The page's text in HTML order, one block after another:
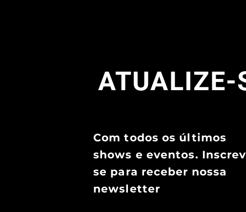
ATUALIZE-
Com todos os últimos
shows e eventos.
se para receber nossa
newsletter